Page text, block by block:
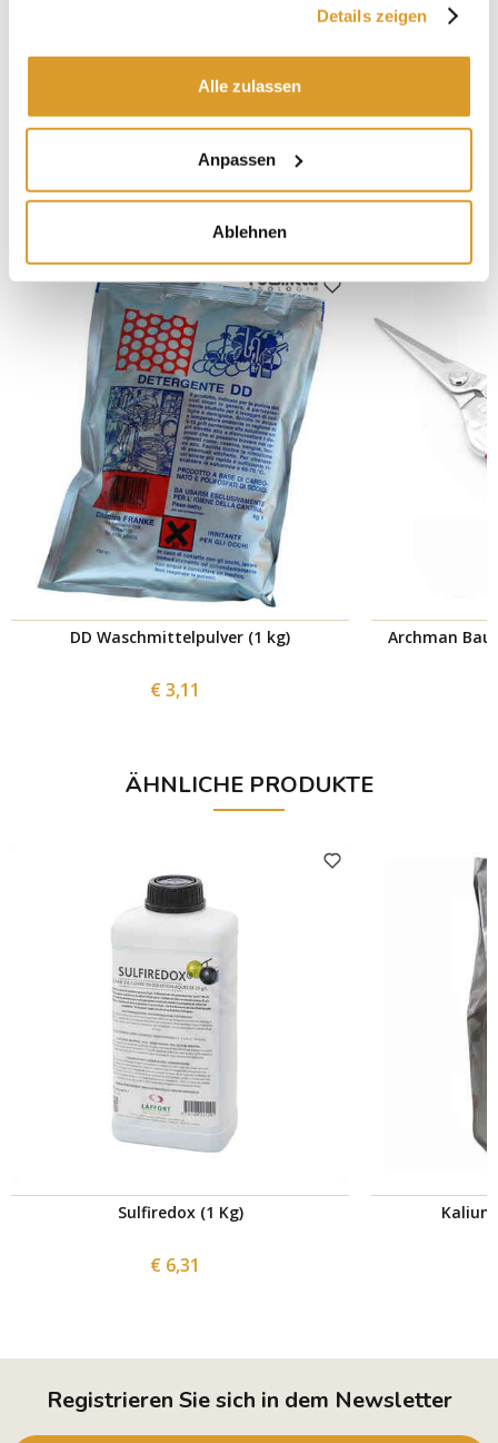
Details zeigen
Alle zulassen
Anpassen
Ablehnen
Sicherheitsdatenblatt-Konformitätserklärung
IN VERBINDUNG STEHENDE PRODUKTE
DD Waschmittelpulver (1 kg)
€ 3,11
Archman
ÄHNLICHE PRODUKTE
Sulfiredox (1 Kg)
€ 6,31
Registrieren Sie sich in dem Newsletter